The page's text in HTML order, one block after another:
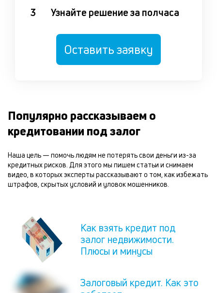
3
Узнайте решение за полчаса
Оставить заявку
Популярно рассказываем о
кредитовании под залог
Наша цель — помочь людям не потерять свои деньги из-за
кредитных рисков. Для этого мы пишем статьи и снимаем
видео, в которых эксперты рассказывают о том, как избежать
штрафов, скрытых условий и уловок мошенников.
Как взять кредит под
залог недвижимости.
Плюсы и минусы
Залоговый кредит. Как это